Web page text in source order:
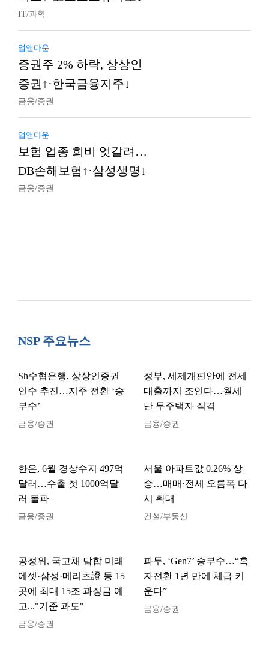
IT/과학
업앤다운
증권주 2% 하락, 상상인
증권↑·한국금융지주↓
금융/증권
업앤다운
보험 업종 희비 엇갈려…
DB손해보험↑·삼성생명↓
금융/증권
NSP 주요뉴스
Sh수협은행, 상상인증권
인수 추진…지주 전환 ‘승
부수’
금융/증권
정부, 세제개편안에 전세
대출까지 조인다…월세
난 무주택자 직격
금융/증권
한은, 6월 경상수지 497억
달러…수출 첫 1000억달
러 돌파
금융/증권
서울 아파트값 0.26% 상
승…매매·전세 오름폭 다
시 확대
건설/부동산
공정위, 국고채 담합 미래
에셋·삼성·메리츠證 등 15
곳에 최대 15조 과징금 예
고..."기준 과도"
금융/증권
파두, ‘Gen7’ 승부수…“흑
자전환 1년 만에 체급 키
운다”
금융/증권